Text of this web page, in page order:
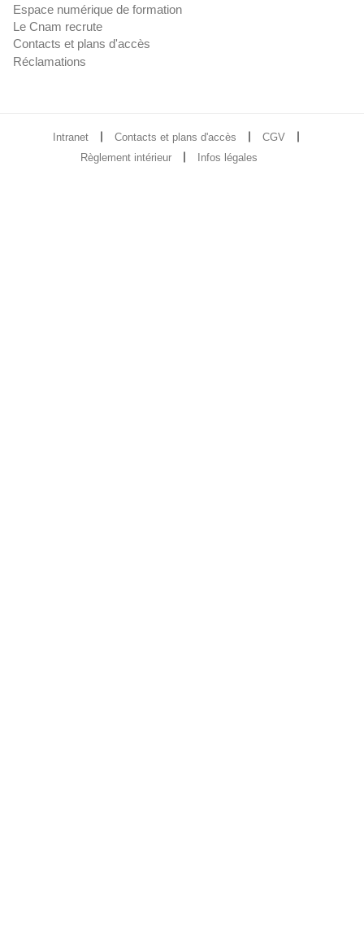
Espace numérique de formation
Le Cnam recrute
Contacts et plans d'accès
Réclamations
Intranet Contacts et plans d'accès
CGV
Règlement intérieur
Infos légales